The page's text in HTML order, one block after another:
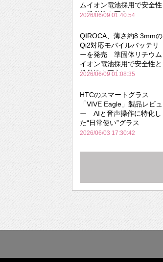
ムイオン電池採用で安全性
と携帯性を両立
2026/06/09 01:40:54
QIROCA、薄さ約8.3mmの
Qi2対応モバイルバッテリ
ーを発売 準固体リチウム
イオン電池採用で安全性と
携帯性を両立
2026/06/09 01:08:35
HTCのスマートグラス
「VIVE Eagle」製品レビュ
ー AIと音声操作に特化し
た“日常使い”グラス
2026/06/03 17:30:42